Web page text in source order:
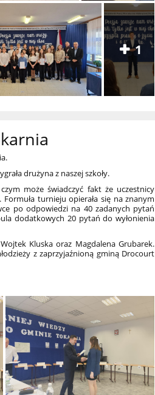
1
drużyna z naszej szkoły.
może świadczyć fakt że uczestnicy
turnieju opierała się na znanym
po odpowiedzi na 40 zadanych pytań
dodatkowych 20 pytań do wyłonienia
Kluska oraz Magdalena Grubarek.
z zaprzyjaźnioną gminą Drocourt